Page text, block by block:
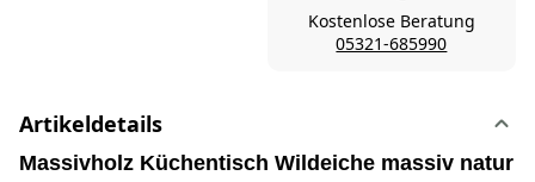
Kostenlose Beratung
05321-685990
Artikeldetails
Massivholz Küchentisch Wildeiche massiv natur